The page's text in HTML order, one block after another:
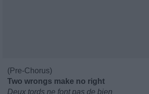
(Pre-Chorus)
Two wrongs make no right
Deux tords ne font pas de bien